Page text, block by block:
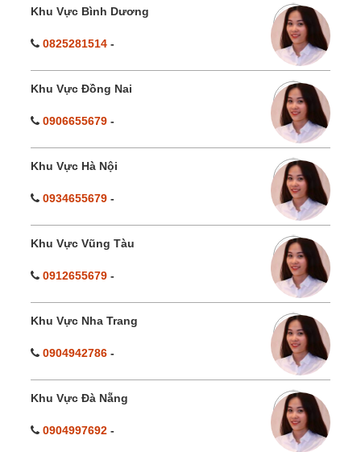
Khu Vực Bình Dương
0825281514 -
Khu Vực Đồng Nai
0906655679 -
Khu Vực Hà Nội
0934655679 -
Khu Vực Vũng Tàu
0912655679 -
Khu Vực Nha Trang
0904942786 -
Khu Vực Đà Nẵng
0904997692 -